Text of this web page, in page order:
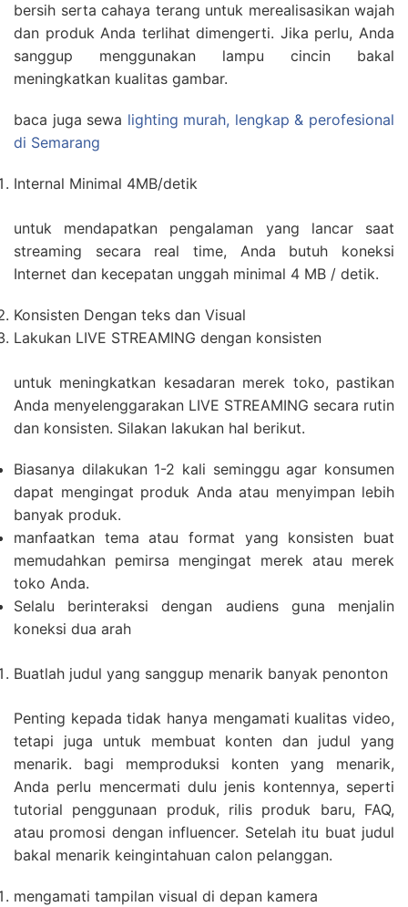
bersih serta cahaya terang untuk merealisasikan wajah
dan produk Anda terlihat dimengerti. Jika perlu, Anda
sanggup menggunakan lampu cincin bakal
meningkatkan kualitas gambar.
baca juga sewa lighting murah, lengkap & perofesional
di Semarang
Internal Minimal 4MB/detik
untuk mendapatkan pengalaman yang lancar saat
streaming secara real time, Anda butuh koneksi
Internet dan kecepatan unggah minimal 4 MB / detik.
Konsisten Dengan teks dan Visual
Lakukan LIVE STREAMING dengan konsisten
untuk meningkatkan kesadaran merek toko, pastikan
Anda menyelenggarakan LIVE STREAMING secara rutin
dan konsisten. Silakan lakukan hal berikut.
Biasanya dilakukan 1-2 kali seminggu agar konsumen
dapat mengingat produk Anda atau menyimpan lebih
banyak produk.
manfaatkan tema atau format yang konsisten buat
memudahkan pemirsa mengingat merek atau merek
toko Anda.
Selalu berinteraksi dengan audiens guna menjalin
koneksi dua arah
Buatlah judul yang sanggup menarik banyak penonton
Penting kepada tidak hanya mengamati kualitas video,
tetapi juga untuk membuat konten dan judul yang
menarik. bagi memproduksi konten yang menarik,
Anda perlu mencermati dulu jenis kontennya, seperti
tutorial penggunaan produk, rilis produk baru, FAQ,
atau promosi dengan influencer. Setelah itu buat judul
bakal menarik keingintahuan calon pelanggan.
mengamati tampilan visual di depan kamera